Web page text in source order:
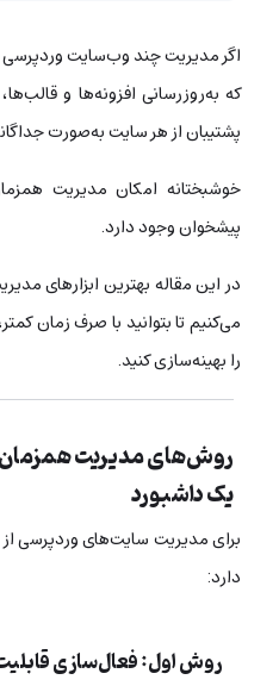
اگر مدیریت چند وب‌سایت وردپرسی را
که به‌روزرسانی افزونه‌ها و
پشتیبان از هر سایت به‌صورت
خوشبختانه امکان مدیریت
پیشخوان وجود دارد.
در این مقاله بهترین ابزارهای
می‌کنیم تا بتوانید با صرف زمان
را بهینه‌سازی کنید.
روش‌های مدیریت همزمان
یک داشبورد
برای مدیریت سایت‌های وردپرسی از
دارد:
روش اول: فعال‌سازی